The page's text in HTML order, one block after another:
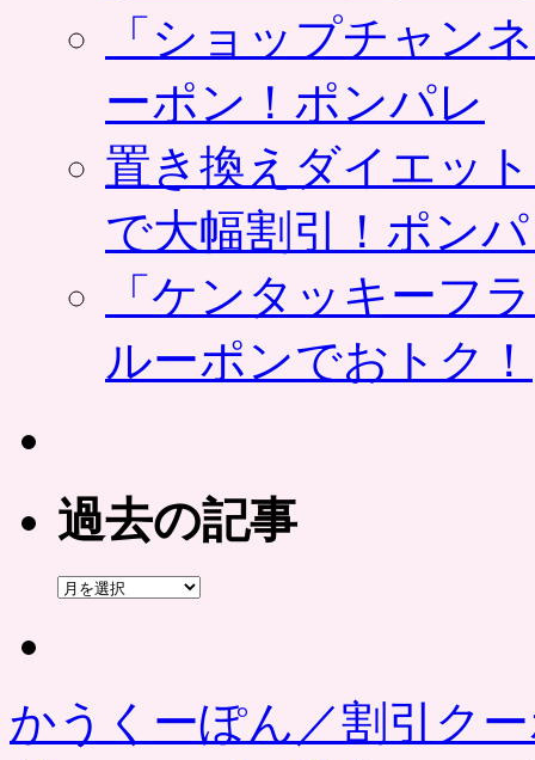
「ショップチャン
ーポン！ポンパレ
置き換えダイエッ
で大幅割引！ポン
「ケンタッキーフ
ルーポンでおトク！
過去の記事
過
かうくーぽん／割引ク